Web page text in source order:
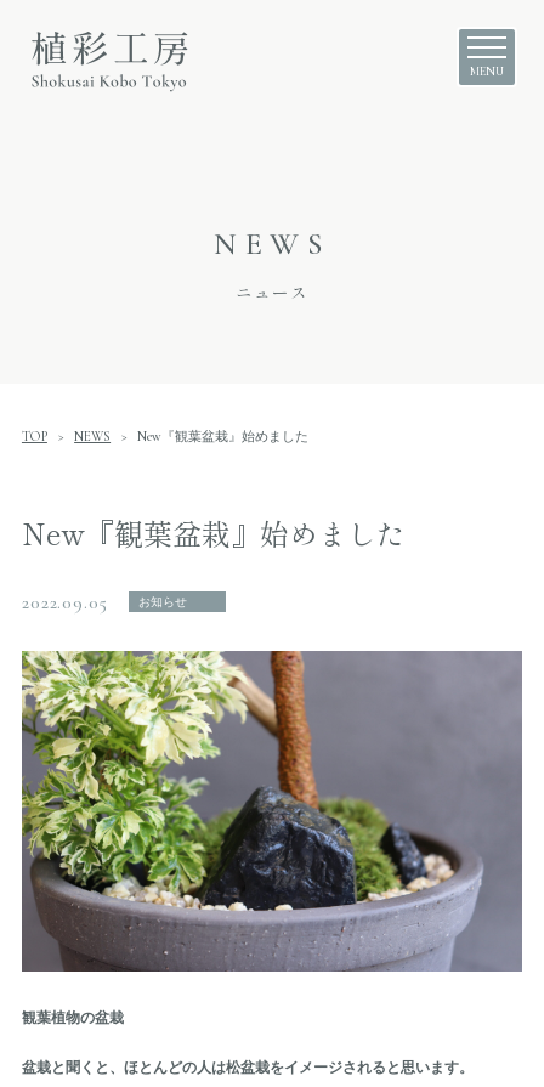
NEWS
ニュース
TOP NEWS New『観葉盆栽』始めました
New『観葉盆栽』始めました
2022.09.05 お知らせ
観葉植物の盆栽
盆栽と聞くと、ほとんどの人は松盆栽をイメージされると思います。